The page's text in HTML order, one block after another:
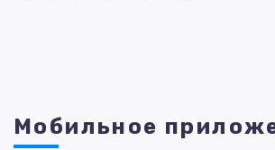
Мобильное